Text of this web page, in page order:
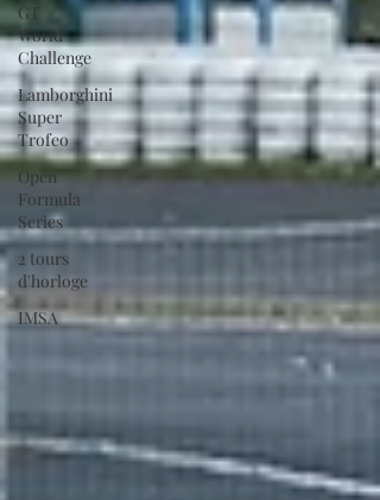
GT
World
Challenge
Lamborghini
Super
Trofeo
Open
Formula
Series
2 tours
d'horloge
IMSA